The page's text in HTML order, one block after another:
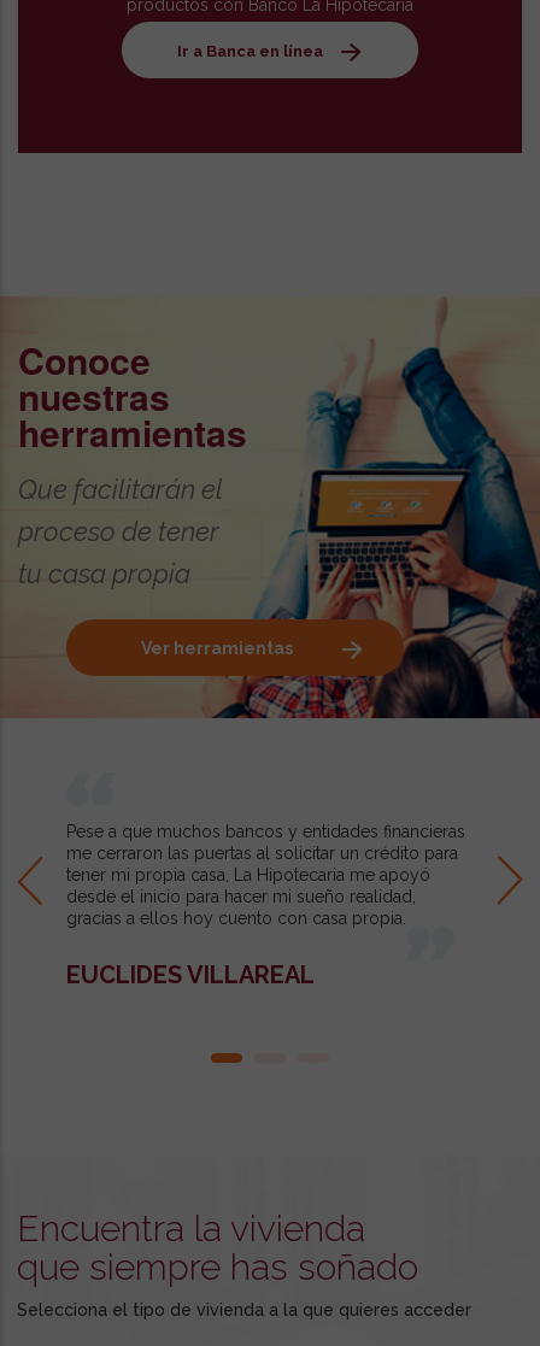
productos con Banco La Hipotecaria
Ir a Banca en línea
Conoce
nuestras
herramientas
Que facilitarán el
proceso de tener
tu casa propia
Ver herramientas
Pese a que muchos bancos y entidades financieras
me cerraron las puertas al solicitar un crédito para
tener mi propia casa, La Hipotecaria me apoyó
desde el inicio para hacer mi sueño realidad,
gracias a ellos hoy cuento con casa propia.
EUCLIDES VILLAREAL
Encuentra la vivienda
que siempre has soñado
Selecciona el tipo de vivienda a la que quieres acceder